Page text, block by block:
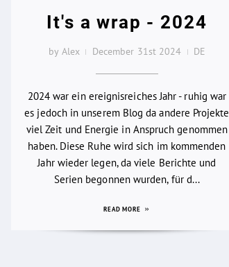
It's a wrap - 2024
by Alex December 31st 2024 DE
2024 war ein ereignisreiches Jahr - ruhig war
es jedoch in unserem Blog da andere Projekte
viel Zeit und Energie in Anspruch genommen
haben. Diese Ruhe wird sich im kommenden
Jahr wieder legen, da viele Berichte und
Serien begonnen wurden, für d...
READ MORE